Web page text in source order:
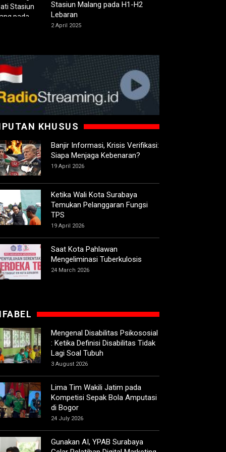
Stasiun Malang pada H1-H2
Lebaran
2 April 2025
KHUSUS
Banjir Informasi, Krisis Verifikasi:
Siapa Menjaga Kebenaran?
19 April 2026
Ketika Wali Kota Surabaya
Temukan Pelanggaran Fungsi
TPS
19 April 2026
Saat Kota Pahlawan
Mengeliminasi Tuberkulosis
24 March 2026
Mengenal Disabilitas Psikososial
: Ketika Definisi Disabilitas Tidak
Lagi Soal Tubuh
3 August 2026
Lima Tim Wakili Jatim pada
Kompetisi Sepak Bola Amputasi
di Bogor
24 July 2026
Gunakan AI, YPAB Surabaya